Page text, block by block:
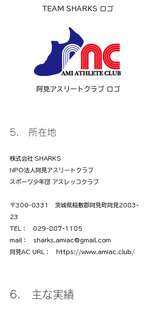
TEAM SHARKS ロゴ
阿見アスリートクラブ ロゴ
5. 所在地
​株式会社 SHARKS
NPO法人阿見アスリートクラブ
スポーツ少年団 アスレッコクラブ
〒300-0331 茨城県稲敷郡阿見町阿見2083-
23
TEL：
029-887-1185
mail： sharks.amiac@gmail.com
阿見AC URL：
https://www.amiac.club/
6. 主な実績